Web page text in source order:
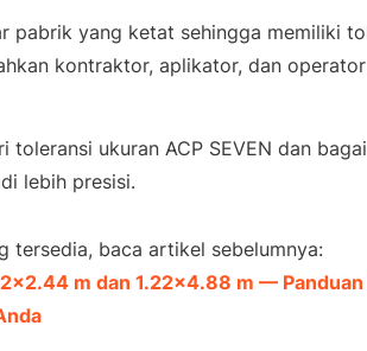
pabrik yang ketat sehingga memiliki
kontraktor, aplikator, dan
ukuran ACP SEVEN dan
lebih presisi.
tersedia, baca artikel sebelumnya:
m dan 1.22×4.88 m —